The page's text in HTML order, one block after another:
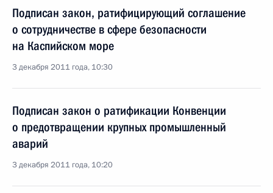
Подписан закон, ратифицирующий соглашение
о сотрудничестве в сфере безопасности
на Каспийском море
3 декабря 2011 года, 10:30
Подписан закон о ратификации Конвенции
о предотвращении крупных промышленный
аварий
3 декабря 2011 года, 10:20